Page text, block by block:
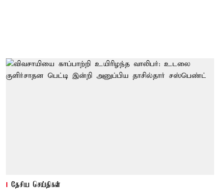
தேசிய செய்திகள்